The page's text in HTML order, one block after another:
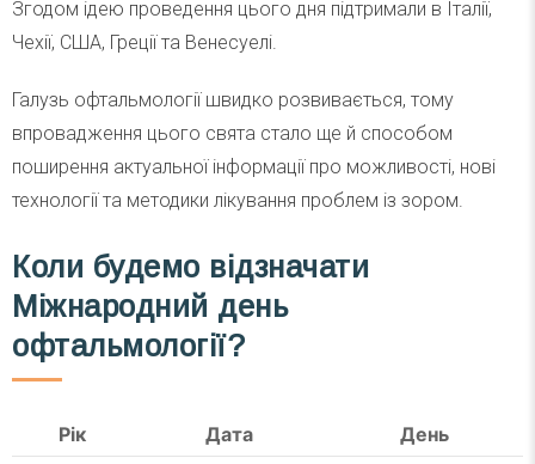
Згодом ідею проведення цього дня підтримали в Італії,
Чехії, США, Греції та Венесуелі.
Галузь офтальмології швидко розвивається, тому
впровадження цього свята стало ще й способом
поширення актуальної інформації про можливості, нові
технології та методики лікування проблем із зором.
Коли будемо відзначати
Міжнародний день
офтальмології?
Рік Дата
День